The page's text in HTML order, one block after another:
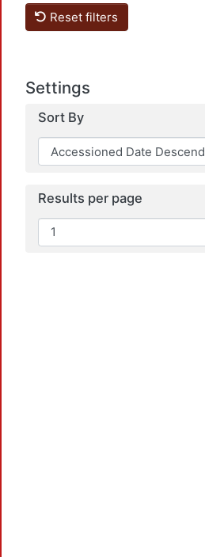
Reset filters
Settings
Sort By
Results per page